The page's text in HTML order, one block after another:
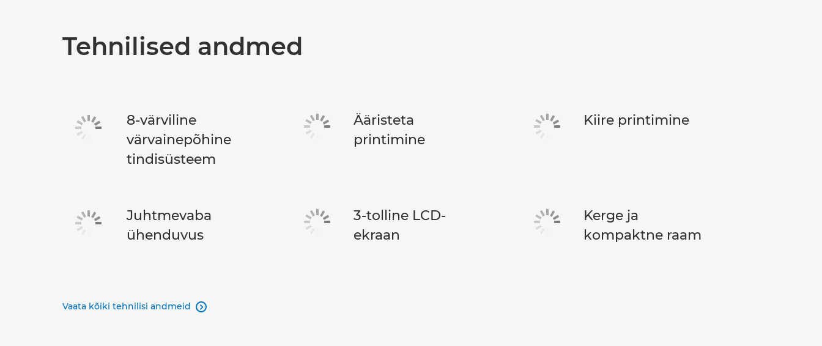
Tehnilised andmed
8-värviline
värvainepõhine
tindisüsteem
Ääristeta
printimine
Kiire printimine
Juhtmevaba
ühenduvus
3-tolline LCD-
ekraan
Kerge ja
kompaktne raam
Vaata kõiki tehnilisi andmeid 